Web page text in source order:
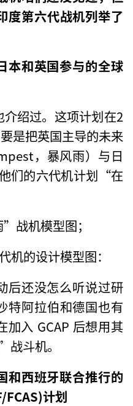
度第六代战机列举了
本和英国参与的全球
绍过。这项计划在2
是把英国主导的未来
，暴风雨）与日
们的六代机计划“在
战机模型图；
机的设计模型图：
后还没怎么听说过研
特阿拉伯和德国也有
加入 GCAP 后想用其
斗机。
和西班牙联合推行的
FCAS)计划